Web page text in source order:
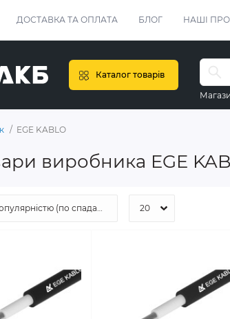
ДОСТАВКА ТА ОПЛАТА БЛОГ НАШІ
Каталог товарів
EGE KABLO
виробника EGE